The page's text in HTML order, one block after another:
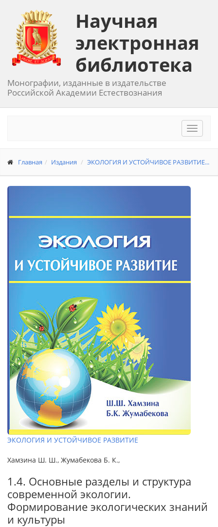
Научная
электронная
библиотека
Монографии, изданные в издательстве
Российской Академии Естествознания
Toggle
Главная Издания ЭКОЛОГИЯ И УСТОЙЧИВОЕ РАЗВИТИЕ...
ЭКОЛОГИЯ И УСТОЙЧИВОЕ РАЗВИТИЕ
Хамзина Ш. Ш., Жумабекова Б. К.,
1.4. Основные разделы и структура
современной экологии.
Формирование экологических знаний
и культуры